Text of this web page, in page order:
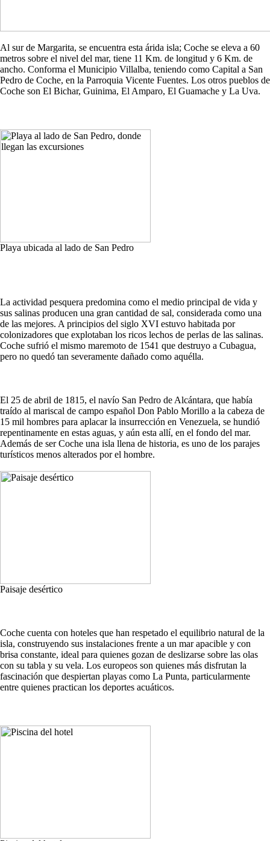
Al sur de Margarita, se encuentra esta árida isla; Coche se eleva a 60
metros sobre el nivel del mar, tiene 11 Km. de longitud y 6 Km. de
ancho. Conforma el Municipio Villalba, teniendo como Capital a San
Pedro de Coche, en la Parroquia Vicente Fuentes. Los otros pueblos de
Coche son El Bichar, Guinima, El Amparo, El Guamache y La Uva.
Playa ubicada al lado de San Pedro
La actividad pesquera predomina como el medio principal de vida y
sus salinas producen una gran cantidad de sal, considerada como una
de las mejores. A principios del siglo XVI estuvo habitada por
colonizadores que explotaban los ricos lechos de perlas de las salinas.
Coche sufrió el mismo maremoto de 1541 que destruyo a Cubagua,
pero no quedó tan severamente dañado como aquélla.
El 25 de abril de 1815, el navío San Pedro de Alcántara, que había
traído al mariscal de campo español Don Pablo Morillo a la cabeza de
15 mil hombres para aplacar la insurrección en Venezuela, se hundió
repentinamente en estas aguas, y aún esta allí, en el fondo del mar.
Además de ser Coche una isla llena de historia, es uno de los parajes
turísticos menos alterados por el hombre.
Paisaje desértico
Coche cuenta con hoteles que han respetado el equilibrio natural de la
isla, construyendo sus instalaciones frente a un mar apacible y con
brisa constante, ideal para quienes gozan de deslizarse sobre las olas
con su tabla y su vela. Los europeos son quienes más disfrutan la
fascinación que despiertan playas como La Punta, particularmente
entre quienes practican los deportes acuáticos.